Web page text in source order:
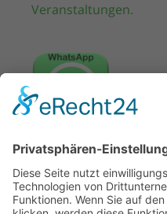
Veranstaltungen.
WhatsApp Kanal